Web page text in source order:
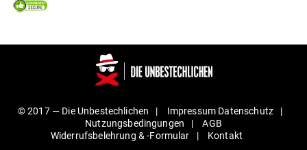
© 2017 — Die Unbestechlichen Impressum Daten­schutz
Nut­zungs­be­din­gungen
AGB
Wider­rufs­be­lehrung & ‑For­mular
Kontakt